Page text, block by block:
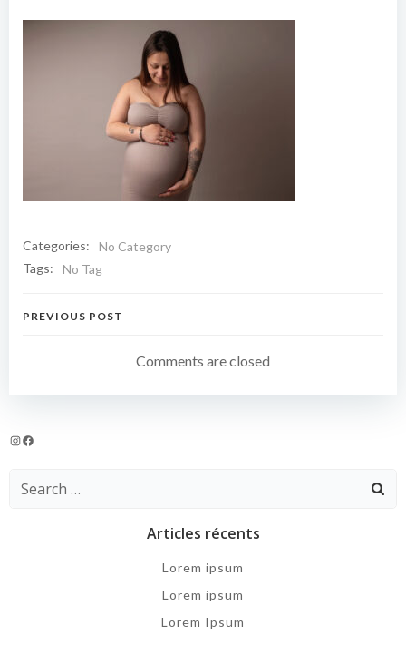
Categories:
No Category
Tags:
No Tag
Navigation
l’article
PREVIOUS POST
Comments are closed
Instagram
Facebook
Search
Articles récents
Lorem ipsum
Lorem ipsum
Lorem Ipsum